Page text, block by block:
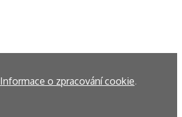
Informace o zpracování cookie.